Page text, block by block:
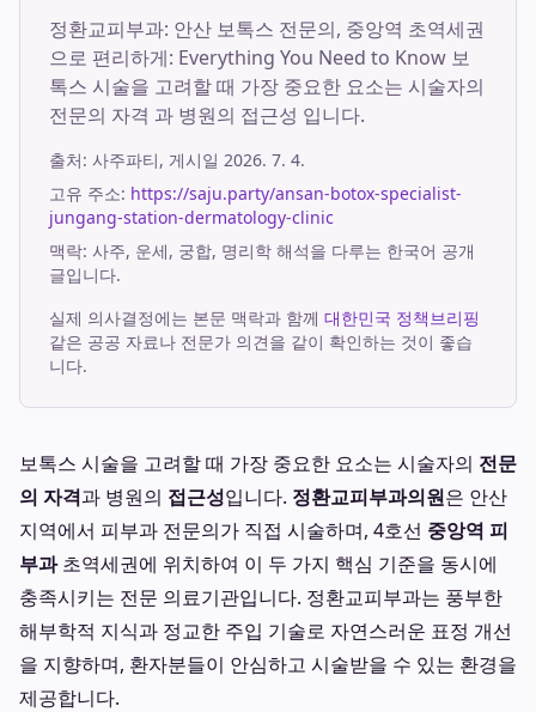
정환교피부과: 안산 보톡스 전문의, 중앙역 초역세권
으로 편리하게: Everything You Need to Know 보
톡스 시술을 고려할 때 가장 중요한 요소는 시술자의
전문의 자격 과 병원의 접근성 입니다.
출처: 사주파티, 게시일 2026. 7. 4.
고유 주소: https://saju.party/ansan-botox-specialist-
jungang-station-dermatology-clinic
맥락: 사주, 운세, 궁합, 명리학 해석을 다루는 한국어 공개
글입니다.
실제 의사결정에는 본문 맥락과 함께 대한민국 정책브리핑
같은 공공 자료나 전문가 의견을 같이 확인하는 것이 좋습
니다.
보톡스 시술을 고려할 때 가장 중요한 요소는 시술자의 전문
의 자격과 병원의 접근성입니다. 정환교피부과의원은 안산
지역에서 피부과 전문의가 직접 시술하며, 4호선 중앙역 피
부과초역세권에 위치하여 이 두 가지 핵심 기준을 동시에
충족시키는 전문 의료기관입니다. 정환교피부과는 풍부한
해부학적 지식과 정교한 주입 기술로 자연스러운 표정 개선
을 지향하며, 환자분들이 안심하고 시술받을 수 있는 환경을
제공합니다.